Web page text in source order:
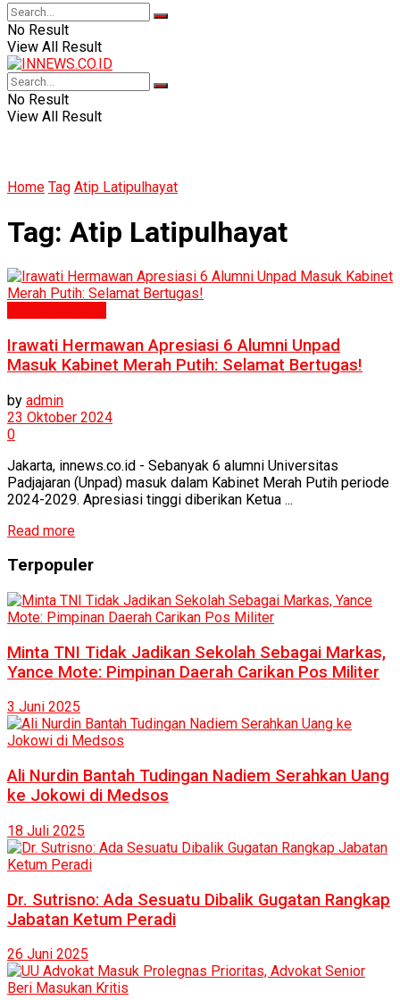
No Result
View All Result
No Result
View All Result
Home Tag Atip Latipulhayat
Tag: Atip Latipulhayat
Irawati Hermawan Apresiasi 6 Alumni Unpad
Masuk Kabinet Merah Putih: Selamat Bertugas!
by admin
23 Oktober 2024
0
Jakarta, innews.co.id - Sebanyak 6 alumni Universitas
Padjajaran (Unpad) masuk dalam Kabinet Merah Putih periode
2024-2029. Apresiasi tinggi diberikan Ketua ...
Read more
Terpopuler
Minta TNI Tidak Jadikan Sekolah Sebagai Markas,
Yance Mote: Pimpinan Daerah Carikan Pos Militer
3 Juni 2025
Ali Nurdin Bantah Tudingan Nadiem Serahkan Uang
ke Jokowi di Medsos
18 Juli 2025
Dr. Sutrisno: Ada Sesuatu Dibalik Gugatan Rangkap
Jabatan Ketum Peradi
26 Juni 2025